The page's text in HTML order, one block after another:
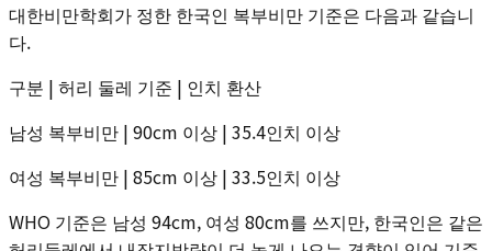
대한비만학회가 정한 한국인 복부비만 기준은 다음과 같습니
다.
구분 | 허리 둘레 기준 | 인치 환산
남성 복부비만 | 90cm 이상 | 35.4인치 이상
여성 복부비만 | 85cm 이상 | 33.5인치 이상
WHO 기준은 남성 94cm, 여성 80cm를 쓰지만, 한국인은 같은